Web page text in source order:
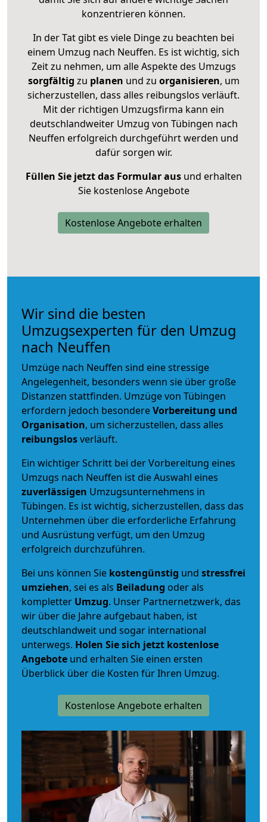
konzentrieren können.
In der Tat gibt es viele Dinge zu beachten bei
einem Umzug nach Neuffen. Es ist wichtig, sich
Zeit zu nehmen, um alle Aspekte des Umzugs
sorgfältig zu planen und zu organisieren, um
sicherzustellen, dass alles reibungslos verläuft.
Mit der richtigen Umzugsfirma kann ein
deutschlandweiter Umzug von Tübingen nach
Neuffen erfolgreich durchgeführt werden und
dafür sorgen wir.
Füllen Sie jetzt das Formular ausund erhalten
Sie kostenlose Angebote
Kostenlose Angebote erhalten
Wir sind die besten
Umzugsexperten für den Umzug
nach Neuffen
Umzüge nach Neuffen sind eine stressige
Angelegenheit, besonders wenn sie über große
Distanzen stattfinden. Umzüge von Tübingen
erfordern jedoch besondereVorbereitung und
Organisation, um sicherzustellen, dass alles
reibungslosverläuft.
Ein wichtiger Schritt bei der Vorbereitung eines
Umzugs nach Neuffen ist die Auswahl eines
zuverlässigen Umzugsunternehmens in
Tübingen. Es ist wichtig, sicherzustellen, dass das
Unternehmen über die erforderliche Erfahrung
und Ausrüstung verfügt, um den Umzug
erfolgreich durchzuführen.
Bei uns können Sie kostengünstig und stressfrei
umziehen, sei es als Beiladung oder als
kompletter Umzug. Unser Partnernetzwerk, das
wir über die Jahre aufgebaut haben, ist
deutschlandweit und sogar international
unterwegs. Holen Sie sich jetzt kostenlose
Angebote und erhalten Sie einen ersten
Überblick über die Kosten für Ihren Umzug.
Kostenlose Angebote erhalten